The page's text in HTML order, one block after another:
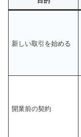
新しい取引を始める
開業前の契約